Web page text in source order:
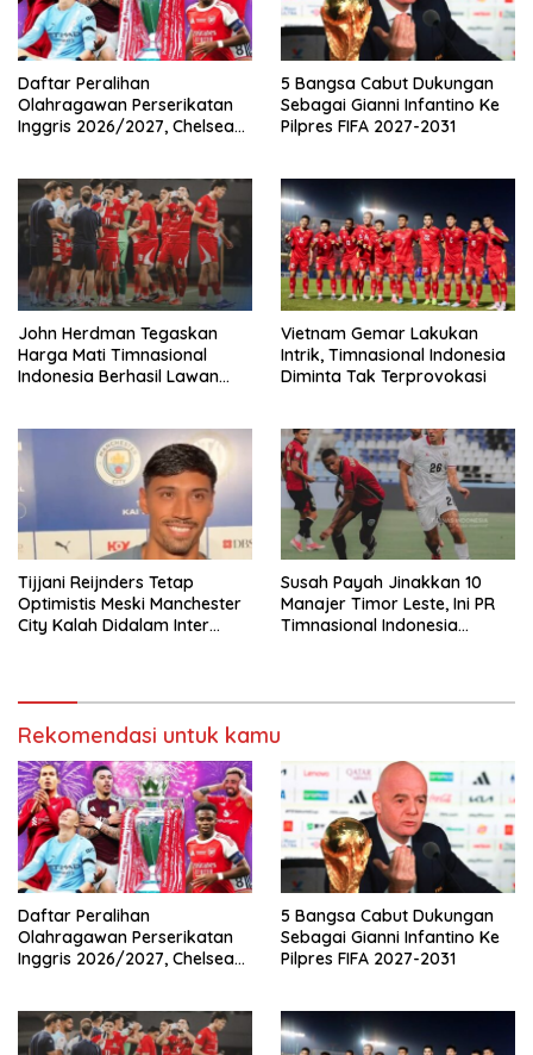
Daftar Peralihan
Olahragawan Perserikatan
Inggris 2026/2027, Chelsea
5 Bangsa Cabut Dukungan
Sebagai Gianni Infantino Ke
Pilpres FIFA 2027-2031
John Herdman Tegaskan
Harga Mati Timnasional
Indonesia Berhasil Lawan
Vietnam Gemar Lakukan
Intrik, Timnasional Indonesia
Diminta Tak Terprovokasi
Tijjani Reijnders Tetap
Optimistis Meski Manchester
City Kalah Didalam Inter
Susah Payah Jinakkan 10
Manajer Timor Leste, Ini PR
Timnasional Indonesia
Rekomendasi untuk kamu
Daftar Peralihan
Olahragawan Perserikatan
Inggris 2026/2027, Chelsea
5 Bangsa Cabut Dukungan
Sebagai Gianni Infantino Ke
Pilpres FIFA 2027-2031